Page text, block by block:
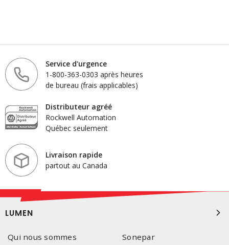
Service d'urgence
1-800-363-0303 après heures
de bureau (frais applicables)
Distributeur agréé
Rockwell Automation
Québec seulement
Livraison rapide
partout au Canada
LUMEN
Qui nous sommes
Sonepar